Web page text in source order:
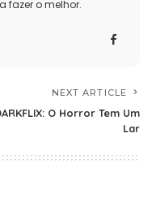
fazer o melhor.
NEXT ARTICLE
O Horror Tem Um
Lar